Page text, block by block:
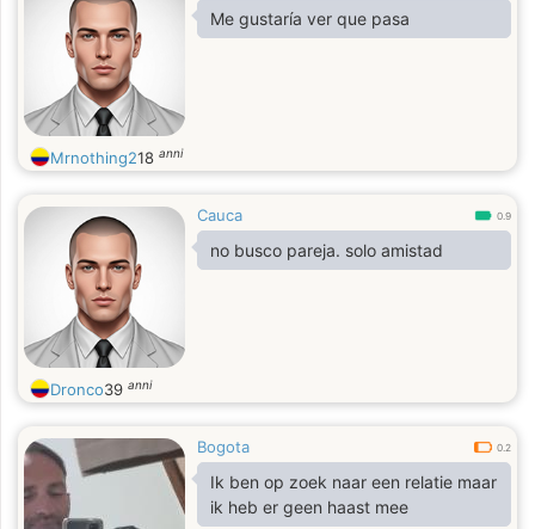
Me gustaría ver que pasa
Mrnothing218 anni
Cauca 0.9
no busco pareja. solo amistad
Dronco39 anni
Bogota 0.2
Ik ben op zoek naar een relatie maar
ik heb er geen haast mee